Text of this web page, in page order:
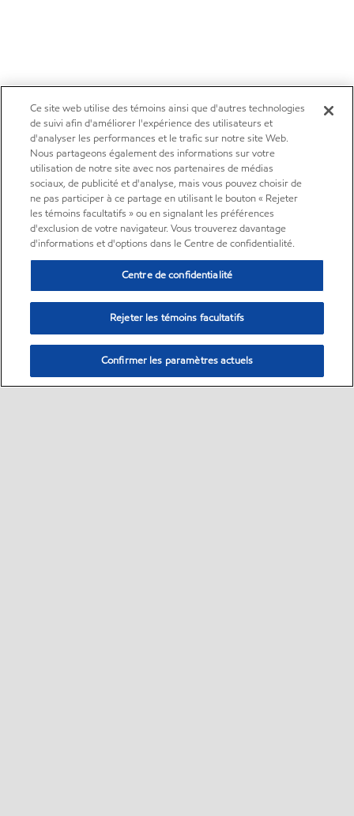
Ce site web utilise des témoins ainsi que d'autres technologies
de suivi afin d'améliorer l'expérience des utilisateurs et
d'analyser les performances et le trafic sur notre site Web.
Nous partageons également des informations sur votre
utilisation de notre site avec nos partenaires de médias
sociaux, de publicité et d'analyse, mais vous pouvez choisir de
ne pas participer à ce partage en utilisant le bouton « Rejeter
les témoins facultatifs » ou en signalant les préférences
d'exclusion de votre navigateur. Vous trouverez davantage
d'informations et d'options dans le Centre de confidentialité.
Centre de confidentialité
Rejeter les témoins facultatifs
Confirmer les paramètres actuels